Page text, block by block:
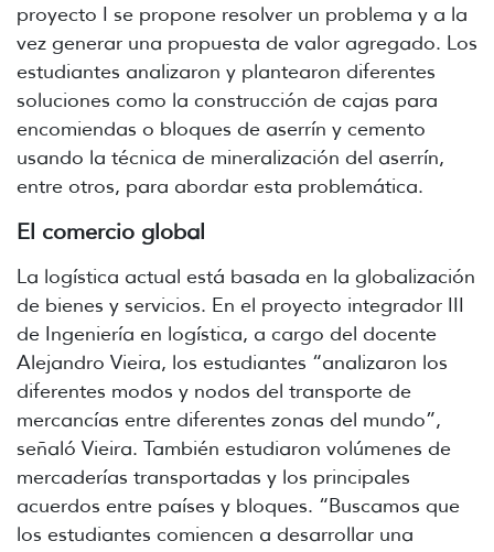
proyecto I se propone resolver un problema y a la
vez generar una propuesta de valor agregado. Los
estudiantes analizaron y plantearon diferentes
soluciones como la construcción de cajas para
encomiendas o bloques de aserrín y cemento
usando la técnica de mineralización del aserrín,
entre otros, para abordar esta problemática.
El comercio global
La logística actual está basada en la globalización
de bienes y servicios. En el proyecto integrador III
de Ingeniería en logística, a cargo del docente
Alejandro Vieira, los estudiantes “analizaron los
diferentes modos y nodos del transporte de
mercancías entre diferentes zonas del mundo”,
señaló Vieira. También estudiaron volúmenes de
mercaderías transportadas y los principales
acuerdos entre países y bloques. “Buscamos que
los estudiantes comiencen a desarrollar una